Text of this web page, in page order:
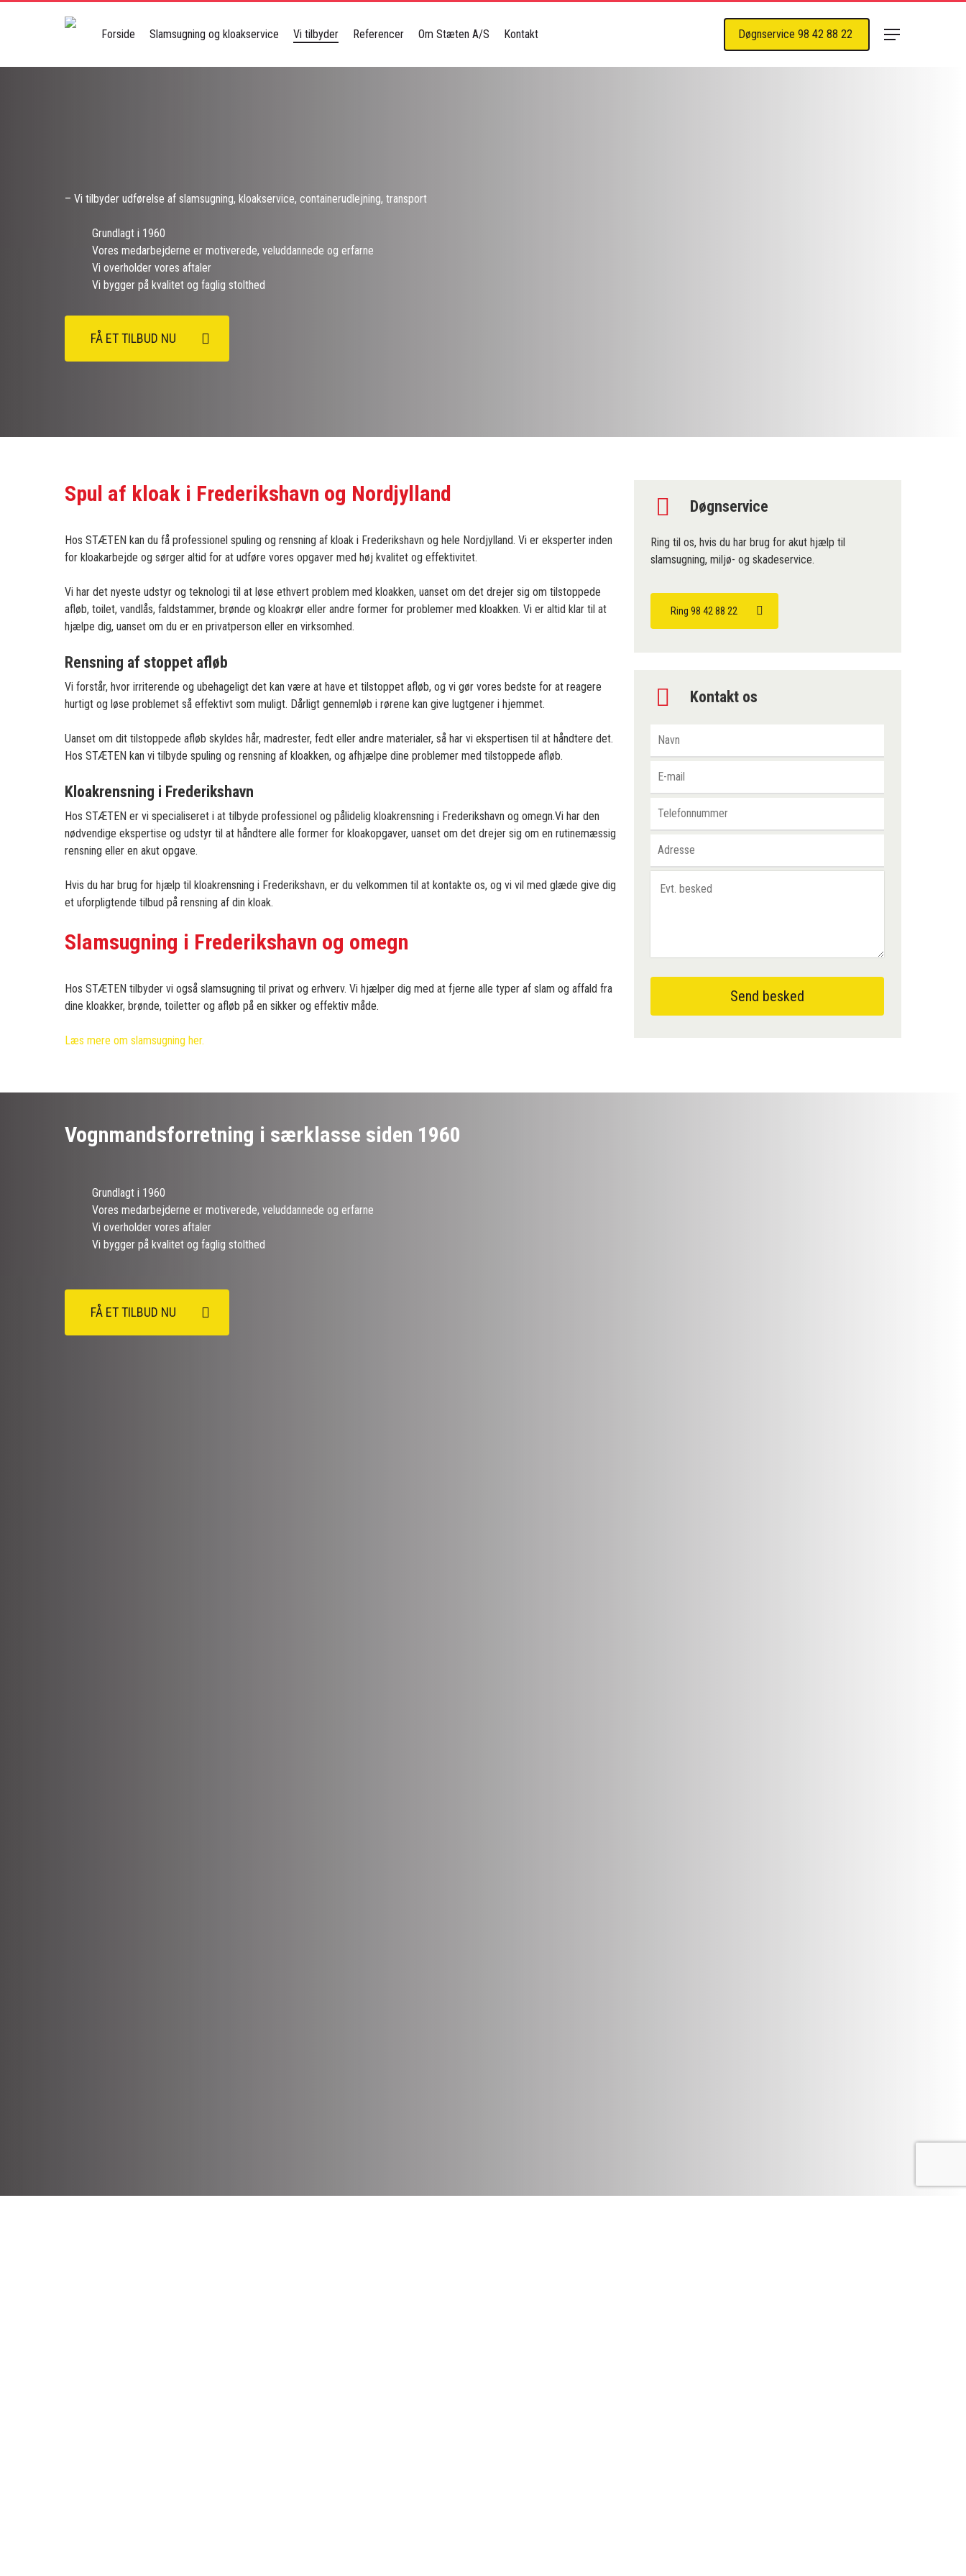
Forside Slamsugning og kloakservice Vi tilbyder Referencer Om Stæten A/S Kontakt Døgnservice 98 42 88 22 Menu
Stæten A/S
– Vi tilbyder udførelse af slamsugning, kloakservice, containerudlejning, transport
Grundlagt i 1960
Vores medarbejderne er motiverede, veluddannede og erfarne
Vi overholder vores aftaler
Vi bygger på kvalitet og faglig stolthed
FÅ ET TILBUD NU
Spul af kloak i Frederikshavn og Nordjylland
Hos STÆTEN kan du få professionel spuling og rensning af kloak i Frederikshavn og hele Nordjylland. Vi er eksperter inden
for kloakarbejde og sørger altid for at udføre vores opgaver med høj kvalitet og effektivitet.
Vi har det nyeste udstyr og teknologi til at løse ethvert problem med kloakken, uanset om det drejer sig om tilstoppede
afløb, toilet, vandlås, faldstammer, brønde og kloakrør eller andre former for problemer med kloakken. Vi er altid klar til at
hjælpe dig, uanset om du er en privatperson eller en virksomhed.
Rensning af stoppet afløb
Vi forstår, hvor irriterende og ubehageligt det kan være at have et tilstoppet afløb, og vi gør vores bedste for at reagere
hurtigt og løse problemet så effektivt som muligt. Dårligt gennemløb i rørene kan give lugtgener i hjemmet.
Uanset om dit tilstoppede afløb skyldes hår, madrester, fedt eller andre materialer, så har vi ekspertisen til at håndtere det.
Hos STÆTEN kan vi tilbyde spuling og rensning af kloakken, og afhjælpe dine problemer med tilstoppede afløb.
Kloakrensning i Frederikshavn
Hos STÆTEN er vi specialiseret i at tilbyde professionel og pålidelig kloakrensning i Frederikshavn og omegn.Vi har den
nødvendige ekspertise og udstyr til at håndtere alle former for kloakopgaver, uanset om det drejer sig om en rutinemæssig
rensning eller en akut opgave.
Hvis du har brug for hjælp til kloakrensning i Frederikshavn, er du velkommen til at kontakte os, og vi vil med glæde give dig
et uforpligtende tilbud på rensning af din kloak.
Slamsugning i Frederikshavn og omegn
Hos STÆTEN tilbyder vi også slamsugning til privat og erhverv. Vi hjælper dig med at fjerne alle typer af slam og affald fra
dine kloakker, brønde, toiletter og afløb på en sikker og effektiv måde.
Læs mere om slamsugning her.
Døgnservice
Ring til os, hvis du har brug for akut hjælp til
slamsugning, miljø- og skadeservice.
Ring 98 42 88 22
Kontakt os
Vognmandsforretning i særklasse siden 1960
Grundlagt i 1960
Vores medarbejderne er motiverede, veluddannede og erfarne
Vi overholder vores aftaler
Vi bygger på kvalitet og faglig stolthed
FÅ ET TILBUD NU
Få et uforpligtende tilbud